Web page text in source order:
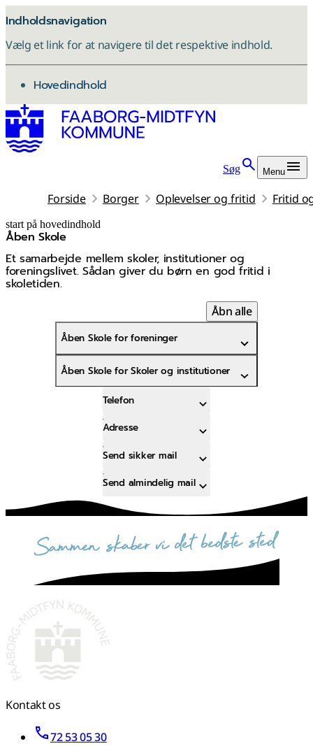
Indholdsnavigation
Vælg et link for at navigere til det respektive indhold.
gå til
Hovedindhold
Søg Menu
Forside Borger Oplevelser og fritid Fritid
start på hovedindhold
Åben Skole
Et samarbejde mellem skoler, institutioner og
foreningslivet. Sådan giver du børn en god fritid i
skoletiden.
senest opdateret 26. januar 2026
Åbn alle
Åben Skole for foreninger
Åben Skole for Skoler og institutioner
Telefon
Adresse
Send sikker mail
Send almindelig mail
sammen skaber vi det bedste sted
Kontakt os
72 53 05 30